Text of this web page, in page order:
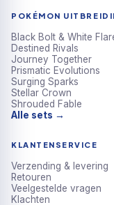
POKÉMON
Black Bolt & White
Destined Rivals
Journey Together
Prismatic Evolutions
Surging Sparks
Stellar Crown
Shrouded Fable
Alle sets →
KLANTENSERVICE
Verzending & levering
Retouren
Veelgestelde vragen
Klachten